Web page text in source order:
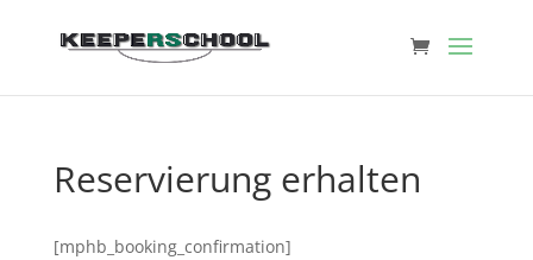
Reservierung erhalten
[mphb_booking_confirmation]